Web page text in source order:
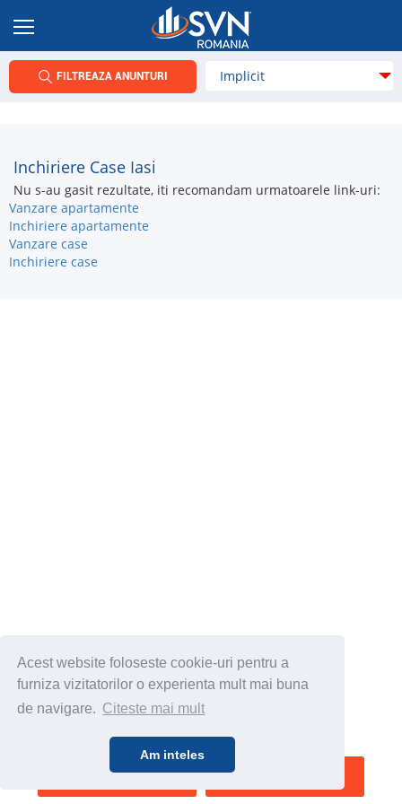
Acest website foloseste cookie-uri pentru a
furniza vizitatorilor o experienta mult mai buna
de navigare. Citeste mai mult
Am inteles
FILTREAZA ANUNTURI
Inchiriere Case Iasi
Nu s-au gasit rezultate, iti recomandam urmatoarele link-uri:
Vanzare apartamente
Inchiriere apartamente
Vanzare case
Inchiriere case
SALVEAZA